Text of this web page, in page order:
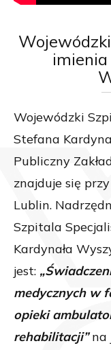
Wojewódzki
imienia
Wojewódzki
Stefana
Publiczny
znajduje się
Lublin.
Szpitala
Kardynała
jest:
medycznych w
opieki
rehabilitacji”na